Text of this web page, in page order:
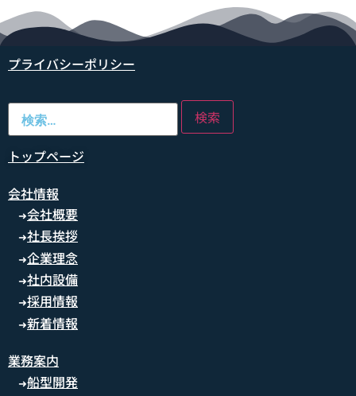
プライバシーポリシー
トップページ
会社情報
➜会社概要
➜社長挨拶
➜企業理念
➜社内設備
➜採用情報
➜新着情報
業務案内
➜船型開発